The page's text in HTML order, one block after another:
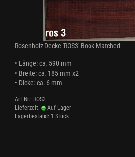
Rosenholz-Decke 'ROS3' Book-Matched
• Länge: ca. 590 mm
• Breite: ca. 185 mm x2
• Dicke: ca. 6 mm
Art.Nr.: ROS3
Lieferzeit:
Auf Lager
Lagerbestand: 1 Stück